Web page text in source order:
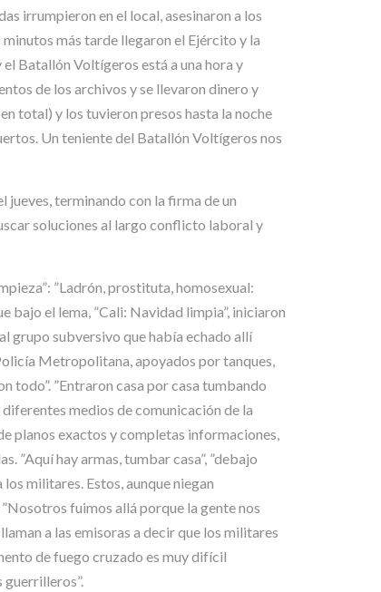
irrumpieron en el local, asesinaron a los
más tarde llegaron el Ejército y la
Batallón Voltígeros está a una hora y
de los archivos y se llevaron dinero y
total) y los tuvieron presos hasta la noche
Un teniente del Batallón Voltígeros nos
jueves, terminando con la firma de un
soluciones al largo conflicto laboral y
”Ladrón, prostituta, homosexual:
bajo el lema, ”Cali: Navidad limpia”, iniciaron
grupo subversivo que había echado allí
Metropolitana, apoyados por tanques,
todo”. ”Entraron casa por casa tumbando
medios de comunicación de la
planos exactos y completas informaciones,
”Aquí hay armas, tumbar casa”, ”debajo
militares. Estos, aunque niegan
fuimos allá porque la gente nos
a las emisoras a decir que los militares
de fuego cruzado es muy difícil
guerrilleros”.